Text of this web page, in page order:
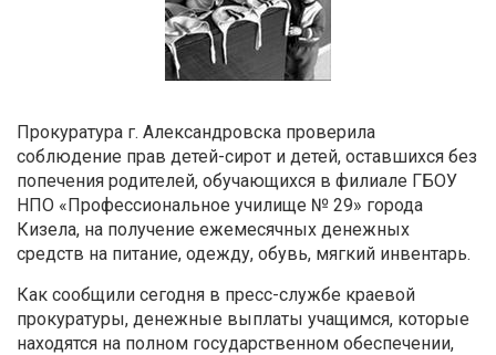
Прокуратура г. Александровска проверила
соблюдение прав детей-сирот и детей, оставшихся без
попечения родителей, обучающихся в филиале ГБОУ
НПО «Профессиональное училище № 29» города
Кизела, на получение ежемесячных денежных
средств на питание, одежду, обувь, мягкий инвентарь.
Как сообщили сегодня в пресс-службе краевой
прокуратуры, денежные выплаты учащимся, которые
находятся на полном государственном обеспечении,